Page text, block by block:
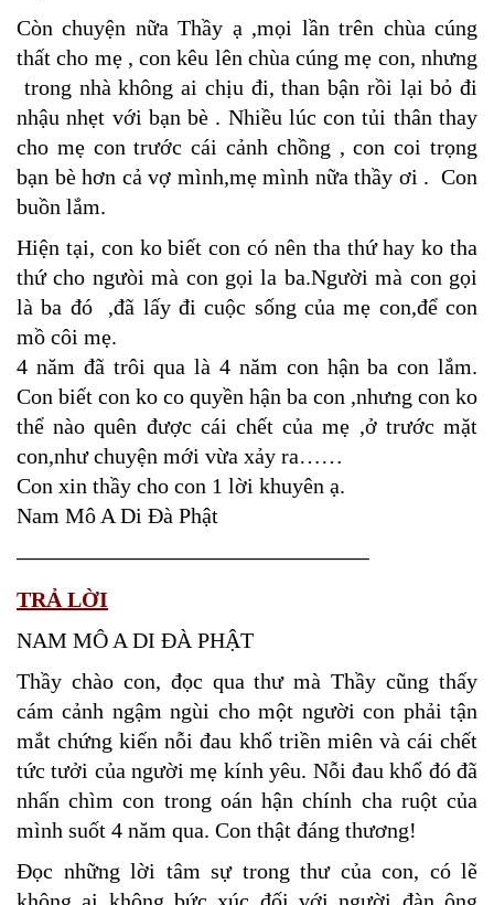
Còn chuyện nữa Thầy ạ ,mọi lần trên chùa cúng
thất cho mẹ , con kêu lên chùa cúng mẹ con, nhưng
trong nhà không ai chịu đi, than bận rồi lại bỏ đi
nhậu nhẹt với bạn bè . Nhiều lúc con tủi thân thay
cho mẹ con trước cái cảnh chồng , con coi trọng
bạn bè hơn cả vợ mình,mẹ mình nữa thầy ơi . Con
buồn lắm.
Hiện tại, con ko biết con có nên tha thứ hay ko tha
thứ cho ngưòi mà con gọi la ba.Người mà con gọi
là ba đó ,đã lấy đi cuộc sống của mẹ con,để con
mồ côi mẹ.
4 năm đã trôi qua là 4 năm con hận ba con lắm.
Con biết con ko co quyền hận ba con ,nhưng con ko
thể nào quên được cái chết của mẹ ,ở trước mặt
con,như chuyện mới vừa xảy ra……
Con xin thầy cho con 1 lời khuyên ạ.
Nam Mô A Di Đà Phật
————————————————————
TRẢ LỜI
NAM MÔ A DI ĐÀ PHẬT
Thầy chào con, đọc qua thư mà Thầy cũng thấy
cám cảnh ngậm ngùi cho một người con phải tận
mắt chứng kiến nỗi đau khổ triền miên và cái chết
tức tưởi của người mẹ kính yêu. Nỗi đau khổ đó đã
nhấn chìm con trong oán hận chính cha ruột của
mình suốt 4 năm qua. Con thật đáng thương!
Đọc những lời tâm sự trong thư của con, có lẽ